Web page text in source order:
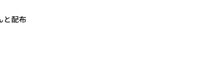
と配布